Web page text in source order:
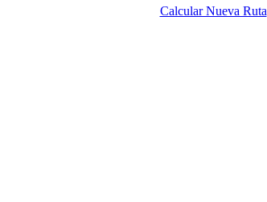
Calcular Nueva Ruta